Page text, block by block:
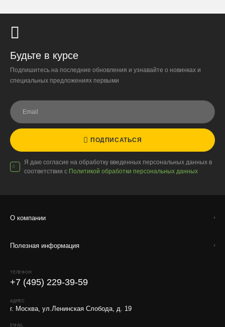
Будьте в курсе
Подпишитесь на последние обновления и узнавайте о новинках и
специальных предложениях первыми
ПОДПИСАТЬСЯ
Я даю согласие на обработку введенных персональных данных в
соответствии с Политикой обработки персональных данных
О компании
Полезная информация
ТЕЛЕФОН
+7 (495) 229-39-59
АДРЕС
г. Москва, ул.Ленинская Слобода, д. 19
EMAIL